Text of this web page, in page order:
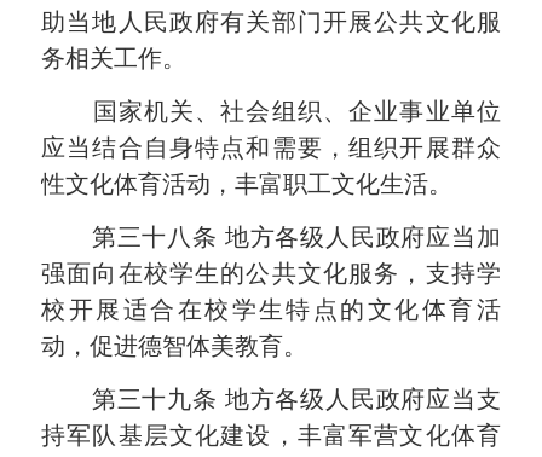
助当地人民政府有关部门开展公共文化服
务相关工作。
国家机关、社会组织、企业事业单位
应当结合自身特点和需要，组织开展群众
性文化体育活动，丰富职工文化生活。
第三十八条 地方各级人民政府应当加
强面向在校学生的公共文化服务，支持学
校开展适合在校学生特点的文化体育活
动，促进德智体美教育。
第三十九条 地方各级人民政府应当支
持军队基层文化建设，丰富军营文化体育